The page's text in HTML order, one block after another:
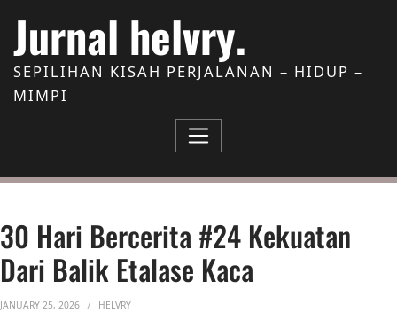
Jurnal helvry.
SEPILIHAN KISAH PERJALANAN – HIDUP –
MIMPI
30 Hari Bercerita #24 Kekuatan
Dari Balik Etalase Kaca
JANUARY 25, 2026 HELVRY